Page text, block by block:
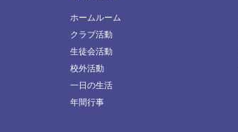
ホームルーム
クラブ活動
生徒会活動
校外活動
一日の生活
年間行事